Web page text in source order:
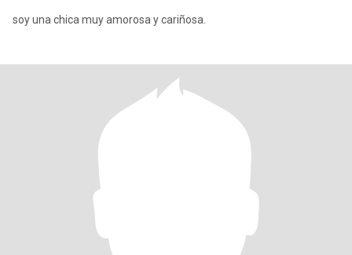
soy una chica muy amorosa y cariñosa.